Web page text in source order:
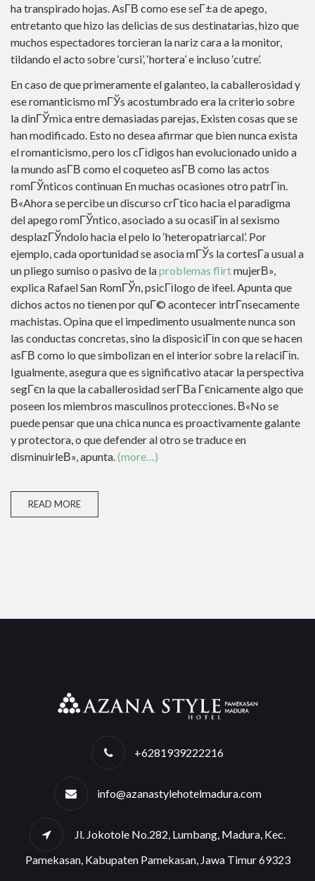
ha transpirado hojas. AsГ­В­ como ese seГ±a de apego,
entretanto que hizo las delicias de sus destinatarias, hizo que
muchos espectadores torcieran la nariz cara a la monitor,
tildando el acto sobre ‘cursi’, ‘hortera’ e incluso ‘cutre’.
En caso de que primeramente el galanteo, la caballerosidad y
ese romanticismo mГЎs acostumbrado era la criterio sobre
la dinГЎmica entre demasiadas parejas, Existen cosas que se
han modificado. Esto no desea afirmar que bien nunca exista
el romanticismo, pero los cГіdigos han evolucionado unido a
la mundo asГ­В­ como el coqueteo asГ­В­ como las actos
romГЎnticos continuan En muchas ocasiones otro patrГіn.
В«Ahora se percibe un discurso crГ­tico hacia el paradigma
del apego romГЎntico, asociado a su ocasiГіn al sexismo
desplazГЎndolo hacia el pelo lo ‘heteropatriarcal’. Por
ejemplo, cada oportunidad se asocia mГЎs la cortesГ­a usual a
un pliego sumiso o pasivo de laproblemas flirtmujerВ»,
explica Rafael San RomГЎn, psicГіlogo de ifeel. Apunta que
dichos actos no tienen por quГ© acontecer intrГ­nsecamente
machistas. Opina que el impedimento usualmente nunca son
las conductas concretas, sino la disposiciГіn con que se hacen
asГ­В­ como lo que simbolizan en el interior sobre la relaciГіn.
Igualmente, asegura que es significativo atacar la perspectiva
segГєn la que la caballerosidad serГ­В­a Гєnicamente algo que
poseen los miembros masculinos protecciones. В«No se
puede pensar que una chica nunca es proactivamente galante
y protectora, o que defender al otro se traduce en
disminuirleВ», apunta.(more…)
READ MORE
+6281939222216
info@azanastylehotelmadura.com
Jl. Jokotole No.282, Lumbang, Madura, Kec.
Pamekasan, Kabupaten Pamekasan, Jawa Timur 69323